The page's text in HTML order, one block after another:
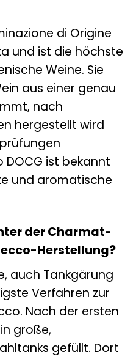
di Origine
und ist die höchste
Weine. Sie
aus einer genau
nach
hergestellt wird
ist bekannt
und aromatische
der Charmat-
Herstellung?
auch Tankgärung
Verfahren zur
Nach der ersten
große,
gefüllt. Dort